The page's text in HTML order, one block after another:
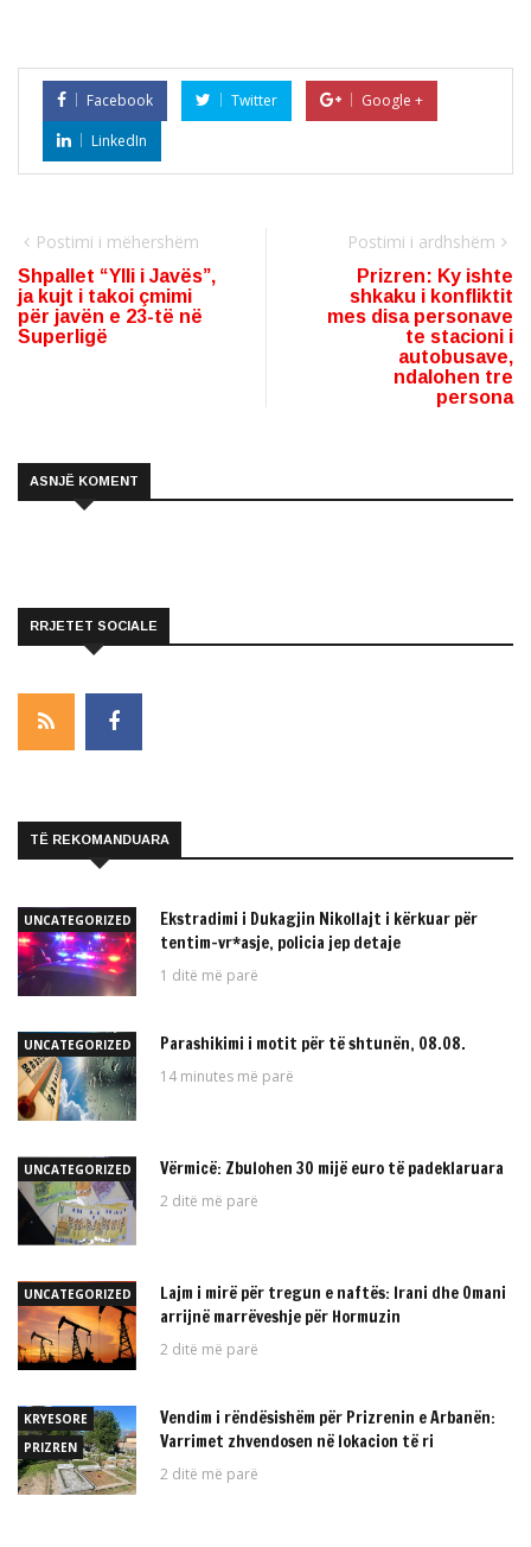
Facebook Twitter
Google +
LinkedIn
Postimi i mëhershëm
Shpallet “Ylli i Javës”,
ja kujt i takoi çmimi
për javën e 23-të në
Superligë
Postimi i ardhshëm
Prizren: Ky ishte
shkaku i konfliktit
mes disa personave
te stacioni i
autobusave,
ndalohen tre
persona
ASNJË KOMENT
RRJETET SOCIALE
TË REKOMANDUARA
UNCATEGORIZED
Ekstradimi i Dukagjin Nikollajt i kërkuar për
tentim-vr*asje, policia jep detaje
1 ditë më parë
UNCATEGORIZED Parashikimi i motit për të shtunën, 08.08.
14 minutes më parë
UNCATEGORIZED Vërmicë: Zbulohen 30 mijë euro të padeklaruara
2 ditë më parë
UNCATEGORIZED
Lajm i mirë për tregun e naftës: Irani dhe Omani
arrijnë marrëveshje për Hormuzin
2 ditë më parë
KRYESORE
PRIZREN
Vendim i rëndësishëm për Prizrenin e Arbanën:
Varrimet zhvendosen në lokacion të ri
2 ditë më parë